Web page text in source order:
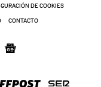
DE COOKIES
CONTACTO